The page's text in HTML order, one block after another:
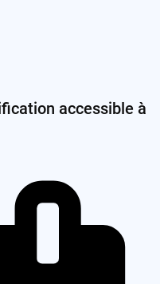
accessible à